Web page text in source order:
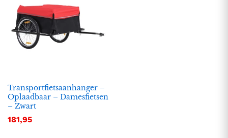
Transportfietsaanhanger –
Oplaadbaar – Damesfietsen
– Zwart
181,95